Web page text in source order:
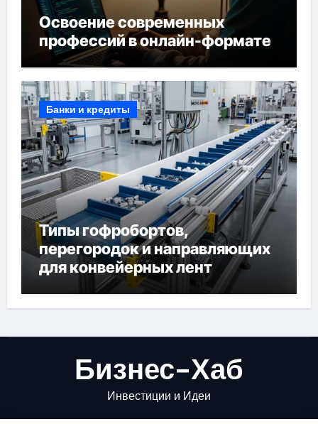
Освоение современных
профессий в онлайн-формате
Банки и кредиты
Типы гофробортов,
перегородок и направляющих
для конвейерных лент
Бизнес-Хаб
Инвестиции и Идеи